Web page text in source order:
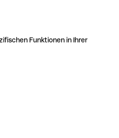
Funktionen in Ihrer